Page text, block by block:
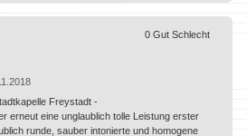
Freystadt -
erneut eine unglaublich tolle Leistung erster
runde, sauber intonierte und homogene
0 Gut Schlecht